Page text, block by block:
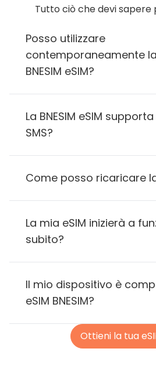
Tutto ciò che devi sapere
Posso utilizzare
contemporaneamente
BNESIM eSIM?
La BNESIM eSIM
SMS?
Come posso ricaricare
La mia eSIM inizierà a
subito?
Il mio dispositivo è
eSIM BNESIM?
Ottieni la tua